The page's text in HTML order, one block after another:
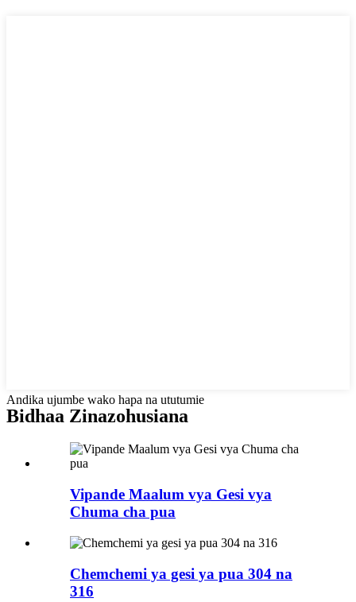
Andika ujumbe wako hapa na ututumie
Bidhaa Zinazohusiana
Vipande Maalum vya Gesi vya
Chuma cha pua
Chemchemi ya gesi ya pua 304 na
316